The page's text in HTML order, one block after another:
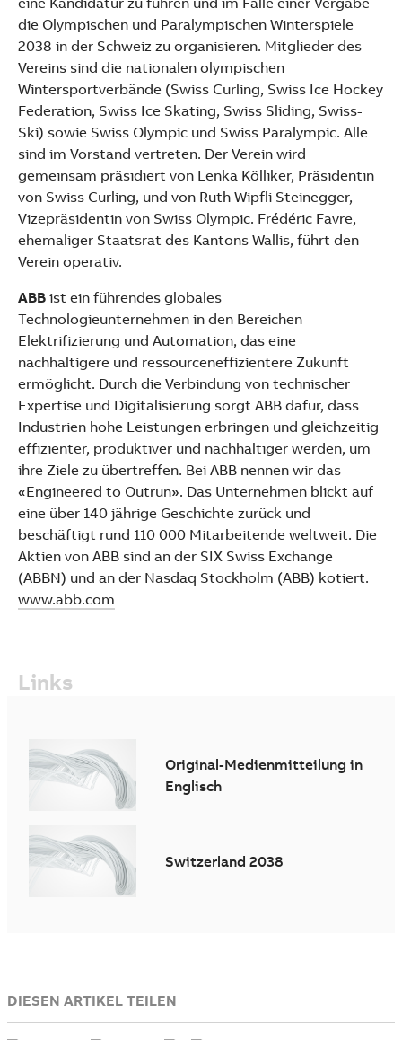
die Olympischen und Paralympischen Winterspiele
2038 in der Schweiz zu organisieren. Mitglieder des
Vereins sind die nationalen olympischen
Wintersportverbände (Swiss Curling, Swiss Ice Hockey
Federation, Swiss Ice Skating, Swiss Sliding, Swiss-
Ski) sowie Swiss Olympic und Swiss Paralympic. Alle
sind im Vorstand vertreten. Der Verein wird
gemeinsam präsidiert von Lenka Kölliker, Präsidentin
von Swiss Curling, und von Ruth Wipfli Steinegger,
Vizepräsidentin von Swiss Olympic. Frédéric Favre,
ehemaliger Staatsrat des Kantons Wallis, führt den
Verein operativ.
ABB ist ein führendes globales
Technologieunternehmen in den Bereichen
Elektrifizierung und Automation, das eine
nachhaltigere und ressourceneffizientere Zukunft
ermöglicht. Durch die Verbindung von technischer
Expertise und Digitalisierung sorgt ABB dafür, dass
Industrien hohe Leistungen erbringen und gleichzeitig
effizienter, produktiver und nachhaltiger werden, um
ihre Ziele zu übertreffen. Bei ABB nennen wir das
«Engineered to Outrun». Das Unternehmen blickt auf
eine über 140 jährige Geschichte zurück und
beschäftigt rund 110 000 Mitarbeitende weltweit. Die
Aktien von ABB sind an der SIX Swiss Exchange
(ABBN) und an der Nasdaq Stockholm (ABB) kotiert.
www.abb.com
Links
Original-Medienmitteilung in
Englisch
Switzerland 2038
DIESEN ARTIKEL TEILEN